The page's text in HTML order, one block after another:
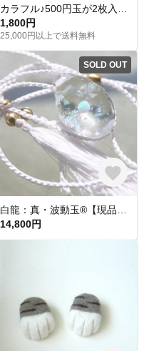
1,800円
25,000円以上で送料無料
SOLD OUT
14,800円